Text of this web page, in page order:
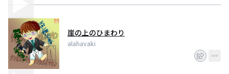
崖の上のひまわり
alahavaki